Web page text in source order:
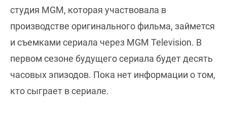
студия MGM, которая участвовала в
производстве оригинального фильма, займется
и съемками сериала через MGM Television. В
первом сезоне будущего сериала будет десять
часовых эпизодов. Пока нет информации о том,
кто сыграет в сериале.